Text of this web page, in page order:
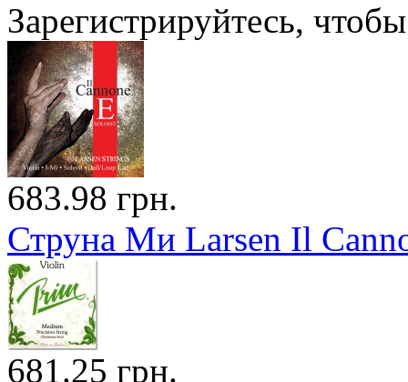
Зарегистрируйтесь,
683.98 грн.
Струна Ми Larsen Il
681.25 грн.